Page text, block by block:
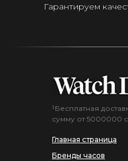
Гарантируем
Главная страница
Бренды часов
¹Бесплатная
сумму от 5000000